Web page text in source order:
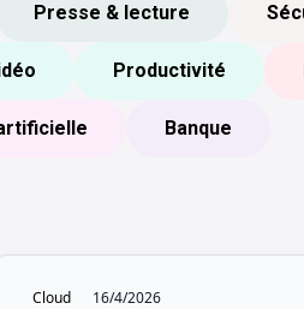
Presse & lecture
Productivité
Banque
Cloud 16/4/2026